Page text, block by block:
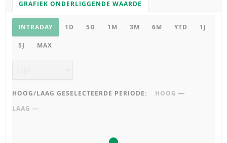
GRAFIEK ONDERLIGGENDE WAARDE
Grafiek onderliggende waarde
GRAFIEK INSTELLINGEN
INTRADAY
1D 5D 1M 3M 6M YTD 1J
5J MAX
HOOG/LAAG GESELECTEERDE PERIODE: HOOG ―
LAAG ―